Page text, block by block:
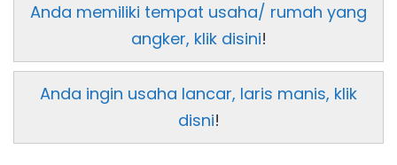
Anda memiliki tempat usaha/ rumah yang
angker, klik disini!
Anda ingin usaha lancar, laris manis, klik
disni!